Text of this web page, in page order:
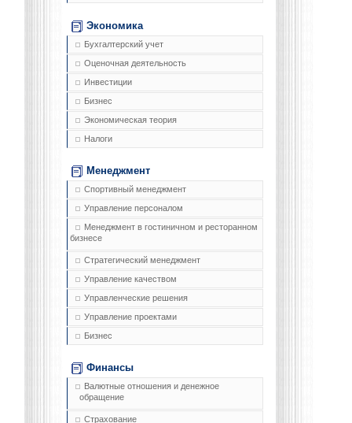
Экономика
Бухгалтерский учет
Оценочная деятельность
Инвестиции
Бизнес
Экономическая теория
Налоги
Менеджмент
Спортивный менеджмент
Управление персоналом
Менеджмент в гостиничном и ресторанном
бизнесе
Стратегический менеджмент
Управление качеством
Управленческие решения
Управление проектами
Бизнес
Финансы
Валютные отношения и денежное
обращение
Страхование